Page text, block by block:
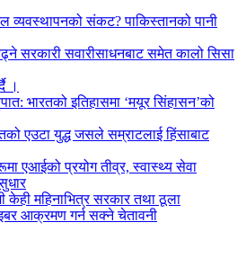
व्यवस्थापनको संकट? पाकिस्तानको पानी
सरकारी सवारीसाधनबाट समेत कालो सिसा
।
भारतको इतिहासमा ‘मयूर सिंहासन’को
एउटा युद्ध जसले सम्राटलाई हिंसाबाट
एआईको प्रयोग तीव्र, स्वास्थ्य सेवा
महिनाभित्र सरकार तथा ठूला
आक्रमण गर्न सक्ने चेतावनी